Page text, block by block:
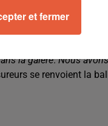
Sauf chez
la galère.Nous avons
se renvoient la
et fermer